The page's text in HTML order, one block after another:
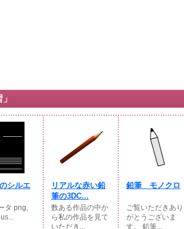
シルエ
タ png,
リアルな赤い鉛
筆の3DC...
数ある作品の中か
ら私の作品を見て
いただき...
鉛筆 モノクロ
ご覧いただきあり
がとうございま
す。 鉛筆...